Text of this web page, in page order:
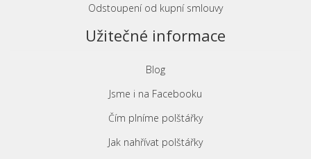
Odstoupení od kupní smlouvy
Užitečné informace
Blog
Jsme i na Facebooku
Čím plníme polštářky
Jak nahřívat polštářky